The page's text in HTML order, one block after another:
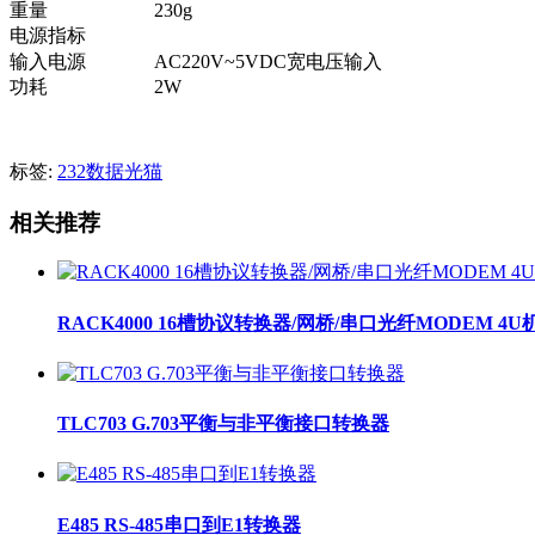
重量
230g
电源指标
输入电源
AC220V~5VDC宽电压输入
功耗
2W
标签: 232数据光猫
相关推荐
RACK4000 16槽协议转换器/网桥/串口光纤MODEM 4U
TLC703 G.703平衡与非平衡接口转换器
E485 RS-485串口到E1转换器